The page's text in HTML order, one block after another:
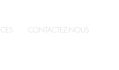
CONTACTEZ-NOUS